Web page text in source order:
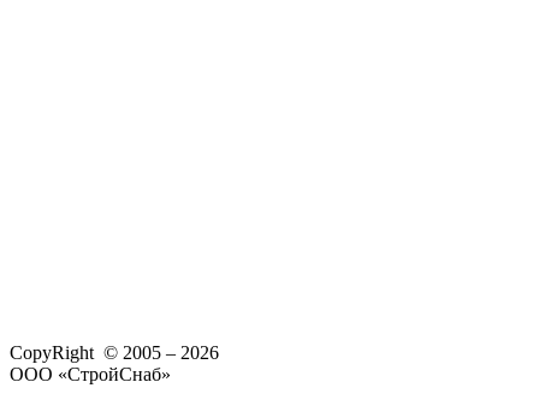
CopyRight © 2005 – 2026
ООО «СтройСнаб»